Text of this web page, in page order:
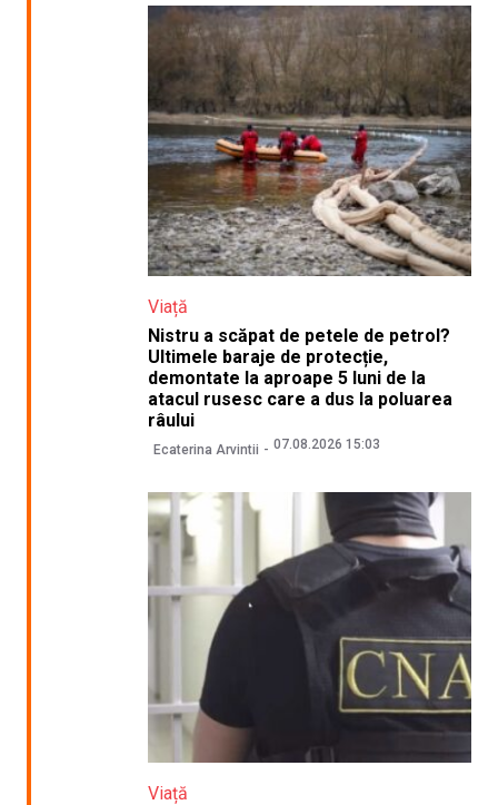
Viață
Nistru a scăpat de petele de petrol?
Ultimele baraje de protecție,
demontate la aproape 5 luni de la
atacul rusesc care a dus la poluarea
râului
Ecaterina Arvintii 07.08.2026 15:03
Viață